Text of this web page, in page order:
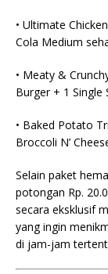
• Ultimate
Cola Medium
• Meaty &
Burger + 1 Single
• Baked Potato
Broccoli N’
Selain paket
potongan Rp.
secara eksklusif
yang ingin
di jam-jam